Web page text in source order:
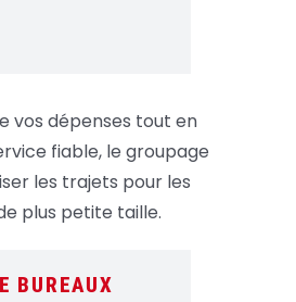
vos dépenses tout en
fiable, le groupage
les trajets pour les
plus petite taille.
BUREAUX